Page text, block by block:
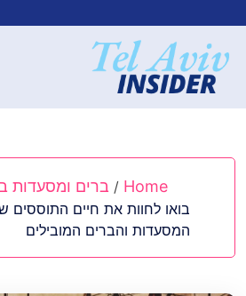
to
content
Home
/ ברים ומסעדות
בואו לחוות את חיים התוססים
המסעדות והברים המובילים